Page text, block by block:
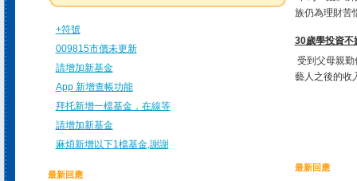
+符號
009815市價未更新
請增加新基金
App 新增查帳功能
拜托新增一檔基金，在線等
請增加新基金
麻煩新增以下1檔基金,謝謝
最新回應
族仍為理財苦
30歲學投資不
受到父母親
藝人之後的收
最新回應